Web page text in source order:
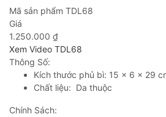
Mã sản phẩm TDL68
Giá
1.250.000 ₫
Xem Video TDL68
Thông Số:
Kích thước phủ bì: 15 x 6 x 29
Chất liệu: Da thuộc
Chính Sách: